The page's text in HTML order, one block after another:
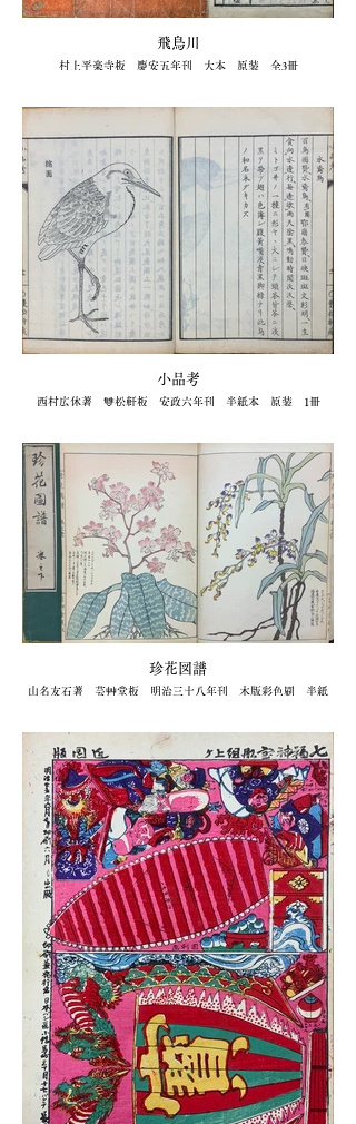
飛鳥川
村上平楽寺板 慶安五年刊 大本 原装 全3冊
小品考
西村広休著 雙松軒板 安政六年刊 半紙本 原装 1冊
珍花図譜
山名友石著 芸艸堂板 明治三十八年刊 木版彩色刷 半紙